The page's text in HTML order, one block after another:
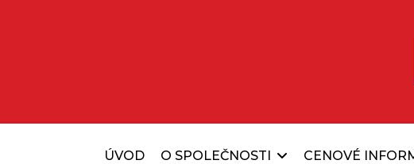
ÚVOD O SPOLEČNOSTI CENOVÉ